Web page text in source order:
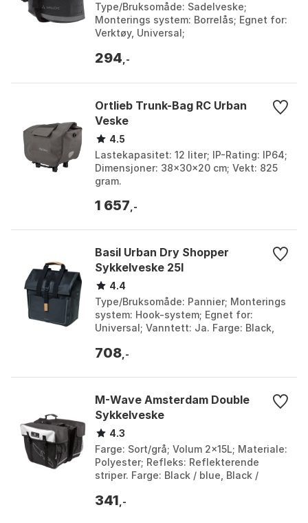
Type/Bruksomåde: Sadelveske;
Monterings system: Borrelås; Egnet for:
Verktøy, Universal;
Farge: Black. Størrelse: One Size.
294 ,-
Ortlieb Trunk-Bag RC Urban
Veske
4.5
Lastekapasitet: 12 liter; IP-Rating: IP64;
Dimensjoner: 38x30x20 cm; Vekt: 825
gram.
1 657 ,-
Basil Urban Dry Shopper
Sykkelveske 25l
4.4
Type/Bruksomåde: Pannier; Monterings
system: Hook-system; Egnet for:
Universal; Vanntett: Ja. Farge: Black,
708 ,-
M-Wave Amsterdam Double
Sykkelveske
4.3
Farge: Sort/grå; Volum 2x15L; Materiale:
Polyester; Refleks: Reflekterende
striper. Farge: Black / blue, Black /
/ re...
341 ,-